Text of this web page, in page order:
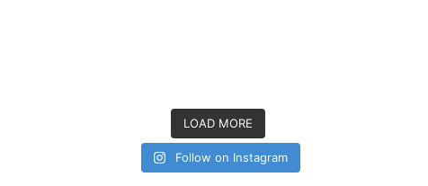
LOAD MORE
Follow on Instagram